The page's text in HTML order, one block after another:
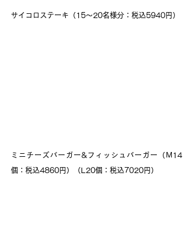
サイコロステーキ（15～20名様分：税込5940円）
ミニチーズバーガー&フィッシュバーガー（M14
個：税込4860円）（L20個：税込7020円）